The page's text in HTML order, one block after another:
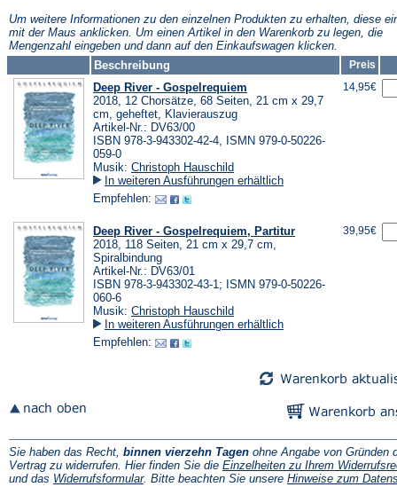
Tab)
Tab)
Um weitere Informationen zu den einzelnen Produkten zu erhalten, diese
mit der Maus anklicken. Um einen Artikel in den Warenkorb zu legen, die
Mengenzahl eingeben und dann auf den Einkaufswagen klicken.
Beschreibung
Preis
Deep River - Gospelrequiem
2018, 12 Chorsätze, 68 Seiten, 21 cm x 29,7
cm, geheftet, Klavierauszug
Artikel-Nr.: DV63/00
ISBN 978-3-943302-42-4, ISMN 979-0-50226-
059-0
Musik: Christoph Hauschild
In weiteren Ausführungen erhältlich
Empfehlen:
14,95€
Deep River - Gospelrequiem, Partitur
2018, 118 Seiten, 21 cm x 29,7 cm,
Spiralbindung
Artikel-Nr.: DV63/01
ISBN 978-3-943302-43-1; ISMN 979-0-50226-
060-6
Musik: Christoph Hauschild
In weiteren Ausführungen erhältlich
Empfehlen:
39,95€
Sie haben das Recht, binnen vierzehn Tagen ohne Angabe von Gründen
Vertrag zu widerrufen. Hier finden Sie die Einzelheiten zu Ihrem
und das Widerrufsformular(Öffnet
. Bitte beachten Sie unsere Hinweise zum